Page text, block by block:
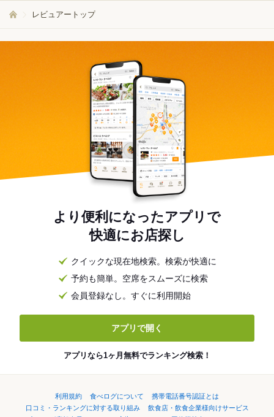
レビュアートップ
より便利になったアプリで
快適にお店探し
クイックな現在地検索。検索が快適に
予約も簡単。空席をスムーズに検索
会員登録なし。すぐに利用開始
アプリで開く
アプリなら1ヶ月無料でランキング検索！
利用規約 食べログについて
携帯電話番号認証とは
口コミ・ランキングに対する取り組み
飲食店・飲食企業様向けサービス